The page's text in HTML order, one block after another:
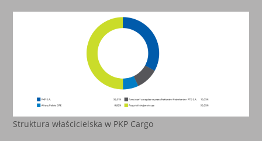
Struktura właścicielska w PKP Cargo